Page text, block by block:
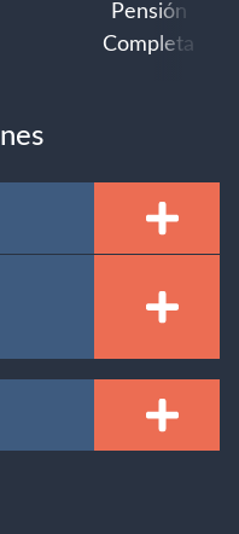
Pensión
Completa